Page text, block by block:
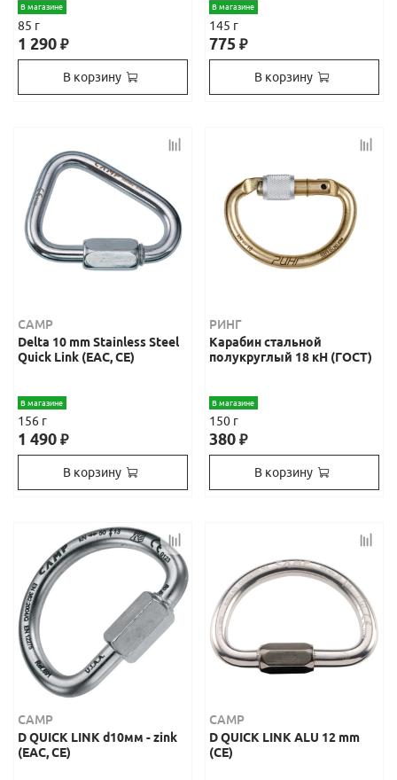
В магазине
85 г
1 290₽
В корзину
В магазине
145 г
775₽
В корзину
CAMP
Delta 10 mm Stainless Steel
Quick Link (ЕАС, СЕ)
В магазине
156 г
1 490₽
В корзину
РИНГ
Карабин стальной
полукруглый 18 кН (ГОСТ)
В магазине
150 г
380₽
В корзину
CAMP
D QUICK LINK d10мм - zink
(ЕАС, СЕ)
CAMP
D QUICK LINK ALU 12 mm
(СЕ)